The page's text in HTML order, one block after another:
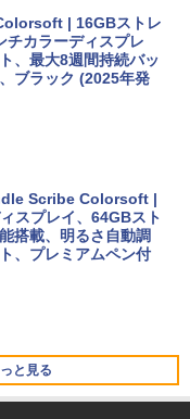
】 HP ノートパソコ
16GBメモリ 512GB
5
WE1-K3 (MS 365 P
搭載/Win 11/15.6型/
512GB/ホワイト) FM
応|PC2台
Edition | オンライ
ー・カタログ: 本体ハ
エミュレータ紹介
| 16GBストレ
チカラーディスプレ
、最大8週間持続バッ
ブラック (2025年発
Scribe Colorsoft |
スプレイ、64GBスト
搭載、明るさ自動調
、プレミアムペン付
と見る